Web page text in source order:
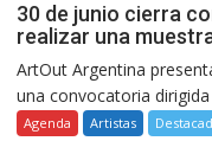
30 de junio cierra
realizar una
ArtOut Argentina
una convocatoria
Agenda Artistas